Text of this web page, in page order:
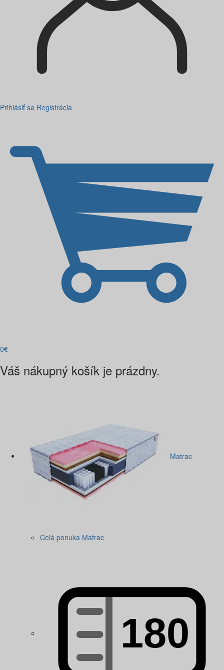
Prihlásiť sa Registrácia
0€
Váš nákupný košík je prázdny.
Matrac
Celá ponuka Matrac